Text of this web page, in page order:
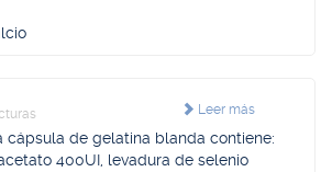
Leer más
cápsula de gelatina blanda contiene:
400UI, levadura de selenio